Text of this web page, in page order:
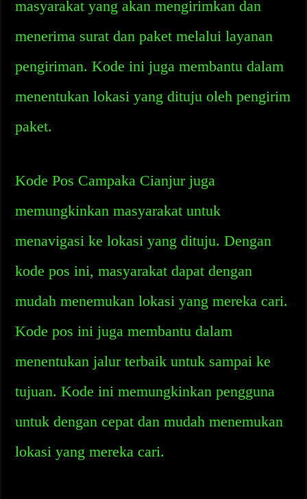
masyarakat yang akan mengirimkan dan
menerima surat dan paket melalui layanan
pengiriman. Kode ini juga membantu dalam
menentukan lokasi yang dituju oleh pengirim
paket.
Kode Pos Campaka Cianjur juga
memungkinkan masyarakat untuk
menavigasi ke lokasi yang dituju. Dengan
kode pos ini, masyarakat dapat dengan
mudah menemukan lokasi yang mereka cari.
Kode pos ini juga membantu dalam
menentukan jalur terbaik untuk sampai ke
tujuan. Kode ini memungkinkan pengguna
untuk dengan cepat dan mudah menemukan
lokasi yang mereka cari.